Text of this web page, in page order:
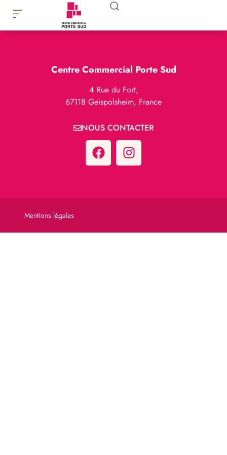
Centre Commercial Porte Sud
4 Rue du Fort,
67118 Geispolsheim, France
NOUS CONTACTER
Mentions légales